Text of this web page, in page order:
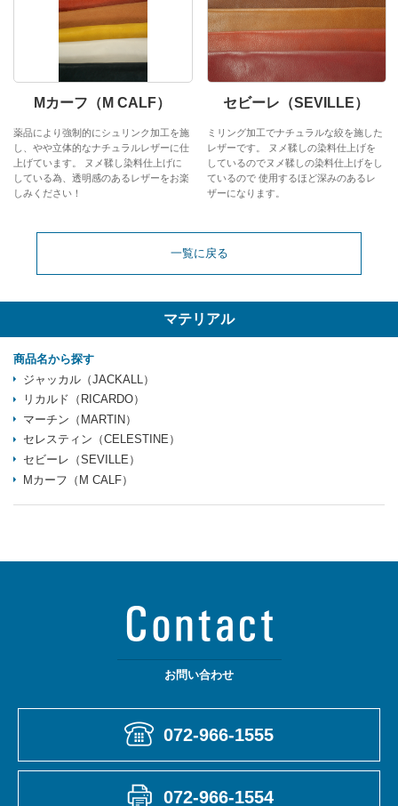
Mカーフ（M CALF）
薬品により強制的にシュリンク加工を施
し、やや立体的なナチュラルレザーに仕
上げています。 ヌメ鞣し染料仕上げに
している為、透明感のあるレザーをお楽
しみください！
セビーレ（SEVILLE）
ミリング加工でナチュラルな絞を施した
レザーです。 ヌメ鞣しの染料仕上げを
しているのでヌメ鞣しの染料仕上げをし
ているので 使用するほど深みのあるレ
ザーになります。
一覧に戻る
マテリアル
商品名から探す
ジャッカル（JACKALL）
リカルド（RICARDO）
マーチン（MARTIN）
セレスティン（CELESTINE）
セビーレ（SEVILLE）
Mカーフ（M CALF）
お問い合わせ
072-966-1555
072-966-1554